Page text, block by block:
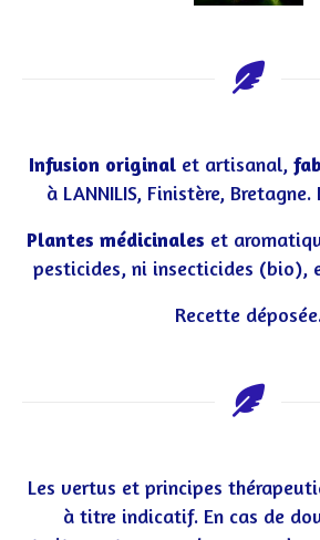
Infusion original et artisanal,
à LANNILIS, Finistère,
Plantes médicinales et
pesticides, ni insecticides (bio),
Recette
Les vertus et principes
à titre indicatif. En cas de